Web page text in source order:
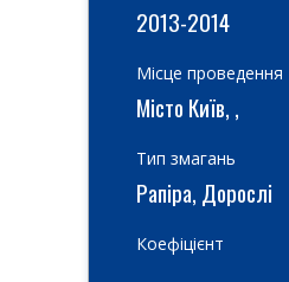
2013-2014
Місце проведення
Місто Київ, ,
Тип змагань
Рапіра, Дорослі
Коефіцієнт